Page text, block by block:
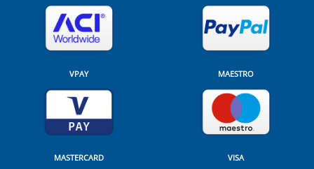
VPAY MAESTRO
MASTERCARD VISA